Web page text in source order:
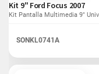
Kit 9" Ford Focus 2007
Kit Pantalla Multimedia 9"
SONKL0741A